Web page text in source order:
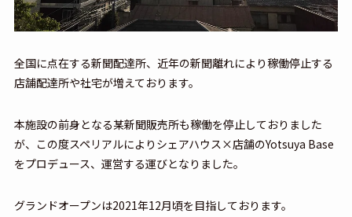
全国に点在する新聞配達所、近年の新聞離れにより稼働停止する
店舗配達所や社宅が増えております。
本施設の前身となる某新聞販売所も稼働を停止しておりました
が、この度スペリアルによりシェアハウス×店舗のYotsuya Base
をプロデュース、運営する運びとなりました。
グランドオープンは2021年12月頃を目指しております。